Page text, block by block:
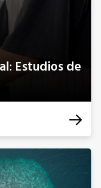
Estudios de